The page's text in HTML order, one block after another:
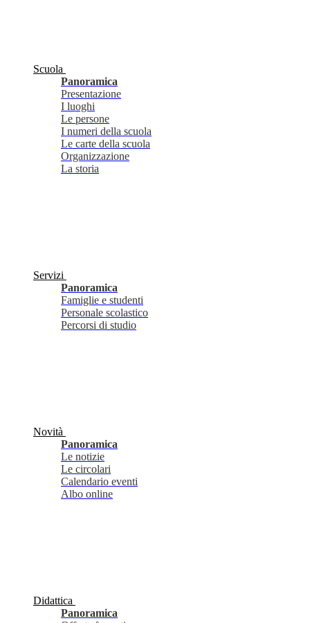
Scuola
Panoramica
Presentazione
I luoghi
Le persone
I numeri della scuola
Le carte della scuola
Organizzazione
La storia
Servizi
Panoramica
Famiglie e studenti
Personale scolastico
Percorsi di studio
Novità
Panoramica
Le notizie
Le circolari
Calendario eventi
Albo online
Didattica
Panoramica